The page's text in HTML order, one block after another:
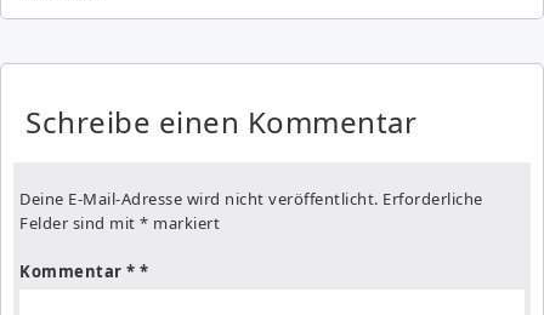
Schreibe einen Kommentar
Deine E-Mail-Adresse wird nicht veröffentlicht. Erforderliche
Felder sind mit * markiert
Kommentar *